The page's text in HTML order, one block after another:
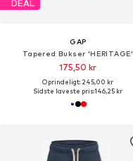
DEAL
GAP
Tapered Bukser 'HERITAGE'
175,50 kr
Oprindeligt: 245,00 kr
Sidste laveste pris:146,25 kr